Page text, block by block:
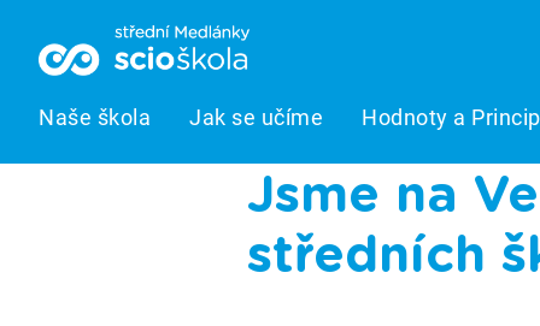
Naše škola Jak se učíme Hodnoty a
Jsme na
středních